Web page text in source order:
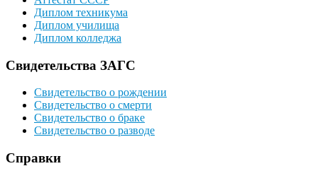
Диплом техникума
Диплом училища
Диплом колледжа
Свидетельства ЗАГС
Свидетельство о рождении
Свидетельство о смерти
Свидетельство о браке
Свидетельство о разводе
Справки